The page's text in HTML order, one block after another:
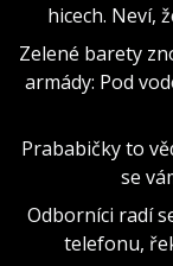
hicech. Neví,
Zelené barety
armády: Pod
Prababičky to
se
Odborníci radí
telefonu,